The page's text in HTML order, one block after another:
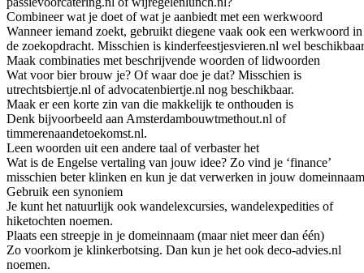
Combineer wat je doet of wat je aanbiedt met een werkwoord
Wanneer iemand zoekt, gebruikt diegene vaak ook een werkwoord in
de zoekopdracht. Misschien is kinderfeestjesvieren.nl wel
Maak combinaties met beschrijvende woorden of lidwoorden
Wat voor bier brouw je? Of waar doe je dat? Misschien is
utrechtsbiertje.nl of advocatenbiertje.nl nog beschikbaar.
Maak er een korte zin van die makkelijk te onthouden is
Denk bijvoorbeeld aan Amsterdambouwtmethout.nl of
timmerenaandetoekomst.nl.
Leen woorden uit een andere taal of verbaster het
Wat is de Engelse vertaling van jouw idee? Zo vind je ‘finance’
misschien beter klinken en kun je dat verwerken in jouw
Gebruik een synoniem
Je kunt het natuurlijk ook wandelexcursies, wandelexpedities of
hiketochten noemen.
Plaats een streepje in je domeinnaam (maar niet meer dan één)
Zo voorkom je klinkerbotsing. Dan kun je het ook deco-advies.nl
noemen.